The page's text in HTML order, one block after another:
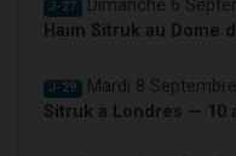
J-27 Dimanche 6
Haim Sitruk au Dome
J-29 Mardi 8 Septembre
Sitruk à Londres — 10